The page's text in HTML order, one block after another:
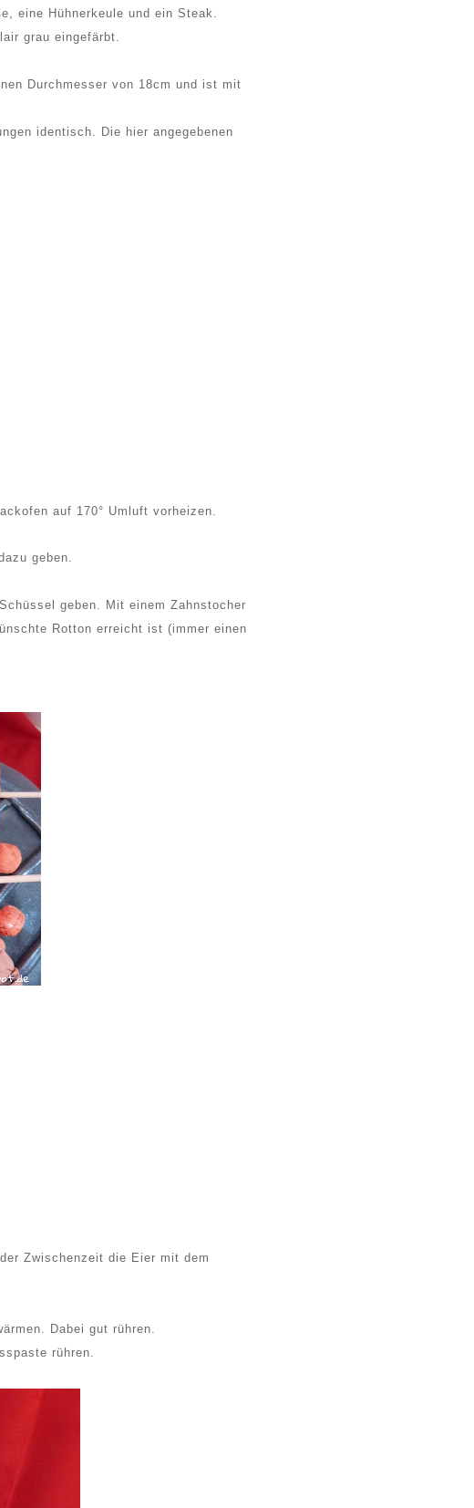
eine Hühnerkeule und ein Steak.
grau eingefärbt.
Durchmesser von 18cm und ist mit
identisch. Die hier angegebenen
auf 170° Umluft vorheizen.
geben.
geben. Mit einem Zahnstocher
Rotton erreicht ist (immer einen
Zwischenzeit die Eier mit dem
Dabei gut rühren.
rühren.